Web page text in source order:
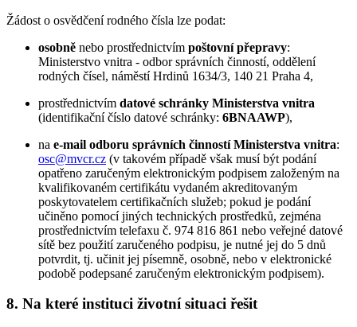
Žádost o osvědčení rodného čísla lze podat:
osobně nebo prostřednictvím poštovní přepravy:
Ministerstvo vnitra - odbor správních činností, oddělení
rodných čísel, náměstí Hrdinů 1634/3, 140 21 Praha 4,
prostřednictvím datové schránky Ministerstva vnitra
(identifikační číslo datové schránky: 6BNAAWP),
na e-mail odboru správních činností Ministerstva vnitra:
osc@mvcr.cz (v takovém případě však musí být podání
opatřeno zaručeným elektronickým podpisem založeným na
kvalifikovaném certifikátu vydaném akreditovaným
poskytovatelem certifikačních služeb; pokud je podání
učiněno pomocí jiných technických prostředků, zejména
prostřednictvím telefaxu č. 974 816 861 nebo veřejné datové
sítě bez použití zaručeného podpisu, je nutné jej do 5 dnů
potvrdit, tj. učinit jej písemně, osobně, nebo v elektronické
podobě podepsané zaručeným elektronickým podpisem).
8. Na které instituci životní situaci řešit